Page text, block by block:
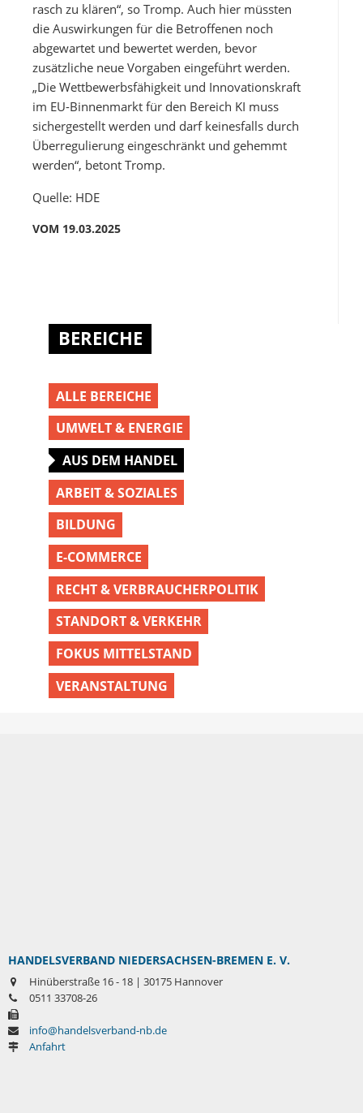
rasch zu klären“, so Tromp. Auch hier müssten
die Auswirkungen für die Betroffenen noch
abgewartet und bewertet werden, bevor
zusätzliche neue Vorgaben eingeführt werden.
„Die Wettbewerbsfähigkeit und Innovationskraft
im EU-Binnenmarkt für den Bereich KI muss
sichergestellt werden und darf keinesfalls durch
Überregulierung eingeschränkt und gehemmt
werden“, betont Tromp.
Quelle: HDE
VOM 19.03.2025
BEREICHE
ALLE BEREICHE
UMWELT & ENERGIE
AUS DEM HANDEL
ARBEIT & SOZIALES
BILDUNG
E-COMMERCE
RECHT & VERBRAUCHERPOLITIK
STANDORT & VERKEHR
FOKUS MITTELSTAND
VERANSTALTUNG
HANDELSVERBAND NIEDERSACHSEN-BREMEN E. V.
Hinüberstraße 16 - 18 | 30175 Hannover
0511 33708-26
info@handelsverband-nb.de
Anfahrt